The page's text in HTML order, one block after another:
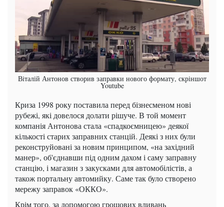
Віталій Антонов створив заправки нового формату, скріншот
Youtube
Криза 1998 року поставила перед бізнесменом нові
рубежі, які довелося долати рішуче. В той момент
компанія Антонова стала «спадкоємницею» деякої
кількості старих заправних станцій. Деякі з них були
реконструйовані за новим принципом, «на західний
манер», об'єднавши під одним дахом і саму заправну
станцію, і магазин з закусками для автомобілістів, а
також портальну автомийку. Саме так було створено
мережу заправок «ОККО».
Крім того, за допомогою грошових вливань